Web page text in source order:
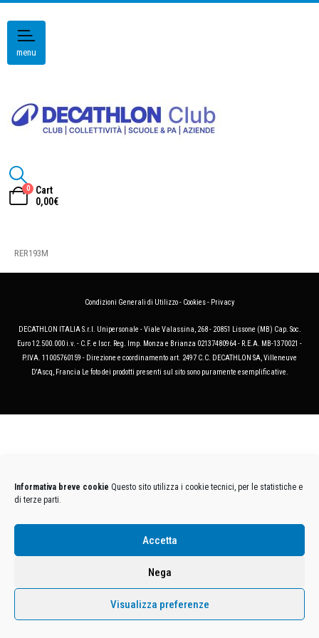
Informativa breve cookie Questo sito utilizza i cookie tecnici, per le statistiche e
di terze parti.
Accetta
Nega
Visualizza preferenze
menu
0
Cart
0,00€
RER193M
Condizioni Generali di Utilizzo- Cookies- Privacy
DECATHLON ITALIA S.r.l. Unipersonale - Viale Valassina, 268 - 20851 Lissone (MB) Cap. Soc.
Euro 12.500.000 i.v. - C.F. e Iscr. Reg. Imp. Monza e Brianza 02137480964 - R.E.A. MB-1370021 -
P.IVA. 11005760159 - Direzione e coordinamento art. 2497 C.C. DECATHLON SA, Villeneuve
D'Ascq, Francia Le foto dei prodotti presenti sul sito sono puramente esemplificative.